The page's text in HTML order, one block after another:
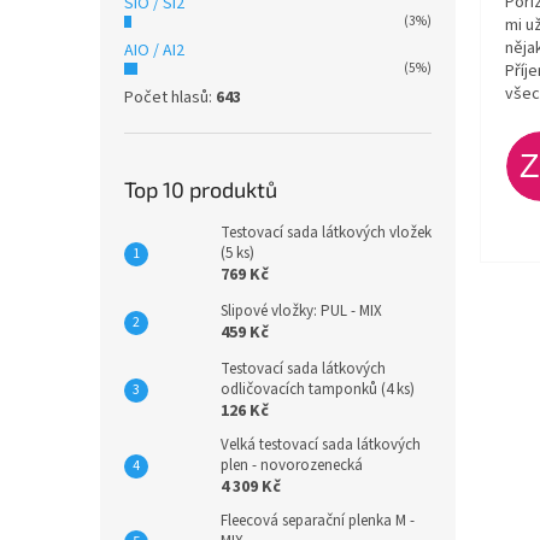
(3%)
AIO / AI2
(5%)
Počet hlasů: 643
Top 10 produktů
Testovací sada látkových vložek
(5 ks)
769 Kč
Slipové vložky: PUL - MIX
459 Kč
Testovací sada látkových
odličovacích tamponků (4 ks)
126 Kč
Velká testovací sada látkových
plen - novorozenecká
4 309 Kč
Fleecová separační plenka M -
mi